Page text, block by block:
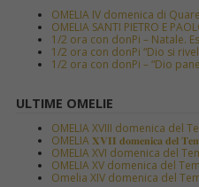
OMELIA IV domenica di
OMELIA SANTI PIETRO E
1/2 ora con donPi – Natale.
1/2 ora con donPi “Dio si
1/2 ora con donPi – “Dio
ULTIME OMELIE
OMELIA XVIII domenica del
OMELIA 𝐗𝐕𝐈𝐈 𝐝𝐨𝐦𝐞𝐧𝐢𝐜𝐚 𝐝𝐞𝐥
OMELIA XVI domenica del
OMELIA XV domenica del
Omelia XIV domenica del